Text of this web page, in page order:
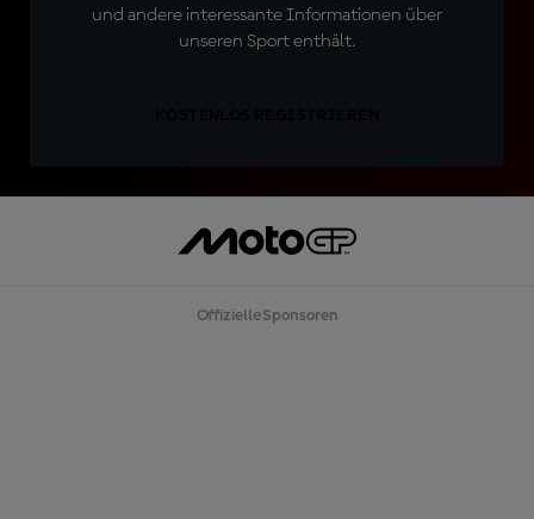
und andere interessante Informationen über
unseren Sport enthält.
Offizielle Sponsoren